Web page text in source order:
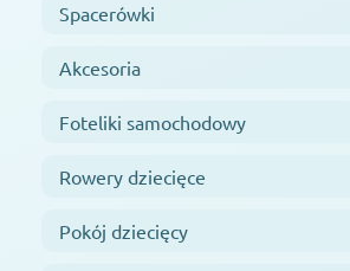
Spacerówki
Akcesoria
Foteliki samochodowy
Rowery dziecięce
Pokój dziecięcy